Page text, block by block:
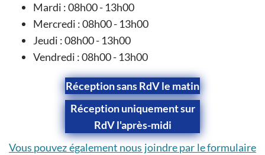
Mardi : 08h00 - 13h00
Mercredi : 08h00 - 13h00
Jeudi : 08h00 - 13h00
Vendredi : 08h00 - 13h00
Réception sans RdV le matin
Réception uniquement sur
RdV l'après-midi
Vous pouvez également nous joindre par le formulaire